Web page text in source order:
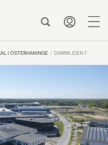
I ÖSTERHANINGE DAMMLIDEN 7